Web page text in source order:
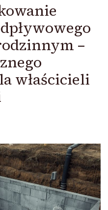
–
właścicieli